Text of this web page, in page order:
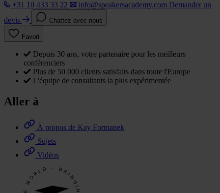
+31 10 433 33 22
info@speakersacademy.com Demander un
devis
Chattez avec nous
Favori
Depuis 30 ans, votre partenaire pour les meilleurs
conférenciers
Plus de 50 000 clients satisfaits dans toute l'Europe
L'équipe de consultants la plus expérimentée
Aller à
À propos de Kay Formanek
Sujets
Vidéos